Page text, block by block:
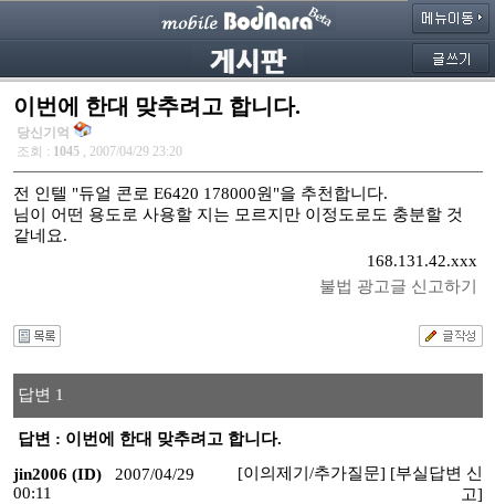
이번에 한대 맞추려고 합니다.
당신기억
조회 : 1045 , 2007/04/29 23:20
전 인텔 "듀얼 콘로 E6420 178000원"을 추천합니다.
님이 어떤 용도로 사용할 지는 모르지만 이정도로도 충분할 것
같네요.
168.131.42.xxx
불법 광고글 신고하기
답변 1
답변 : 이번에 한대 맞추려고 합니다.
jin2006 (ID)
2007/04/29
00:11
[이의제기/추가질문] [부실답변 신
고]